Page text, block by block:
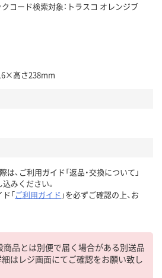
コード検索対象：トラスコ オレンジブ
高さ238mm
は、ご利用ガイド「返品・交換について」
みください。
「ご利用ガイド 」を必ずご確認の上、お
商品とは別便で届く場合がある別送品
はレジ画面にてご確認をお願い致し